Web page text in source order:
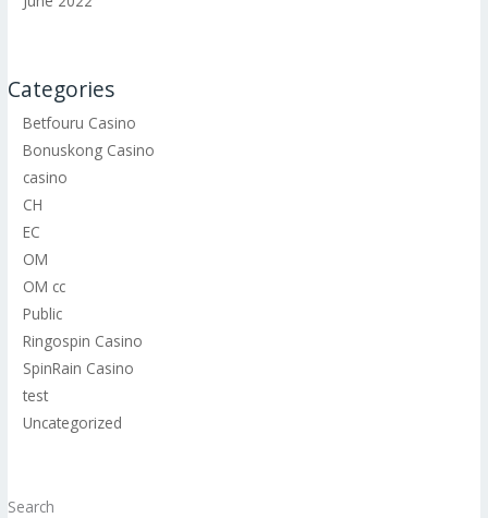
Categories
Betfouru Casino
Bonuskong Casino
casino
CH
EC
OM
OM cc
Public
Ringospin Casino
SpinRain Casino
test
Uncategorized
Search